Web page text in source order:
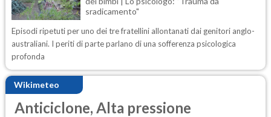
sradicamento"
Episodi ripetuti per uno dei tre fratellini allontanati dai genitori anglo-
australiani. I periti di parte parlano di una sofferenza psicologica
profonda
Wikimeteo
Anticiclone, Alta pressione